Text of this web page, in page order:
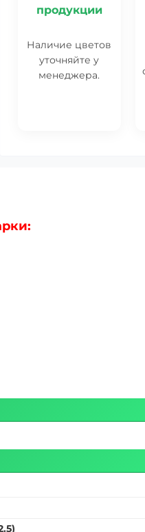
продукции
Наличие цветов
уточняйте у
менеджера.